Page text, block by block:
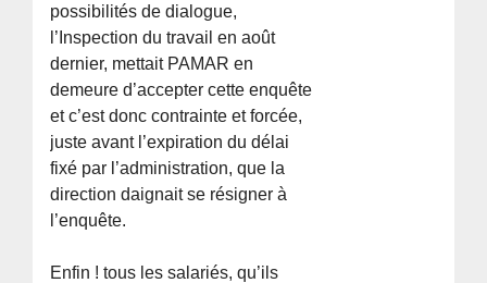
possibilités de dialogue,
l’Inspection du travail en août
dernier, mettait PAMAR en
demeure d’accepter cette enquête
et c’est donc contrainte et forcée,
juste avant l’expiration du délai
fixé par l’administration, que la
direction daignait se résigner à
l’enquête.
Enfin ! tous les salariés, qu’ils